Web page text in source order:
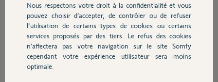
Chauffage
Autres produits
Réponses
Bonjour Jean-Paul,
Nous respectons votre droit à la confidentialité et vous
pouvez choisir d’accepter, de contrôler ou de refuser
l'utilisation de certains types de cookies ou certains
services proposés par des tiers. Le refus des cookies
n’affectera pas votre navigation sur le site Somfy
cependant votre expérience utilisateur sera moins
optimale.